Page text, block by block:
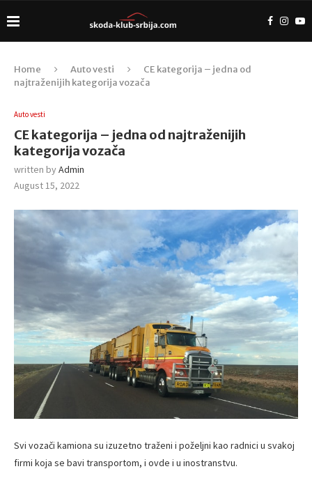
Home Auto vesti
CE kategorija – jedna od
najtraženijih kategorija vozača
Auto vesti
CE kategorija – jedna od najtraženijih
kategorija vozača
written byAdmin
August 15, 2022
Svi vozači kamiona su izuzetno traženi i poželjni kao radnici u svakoj
firmi koja se bavi transportom, i ovde i u inostranstvu.